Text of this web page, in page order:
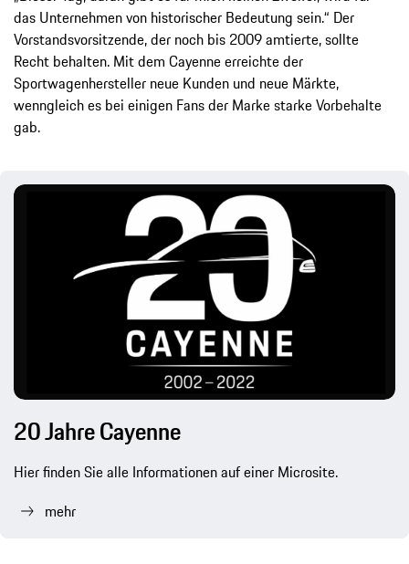
das Unternehmen von historischer Bedeutung sein.“ Der
Vorstandsvorsitzende, der noch bis 2009 amtierte, sollte
Recht behalten. Mit dem Cayenne erreichte der
Sportwagenhersteller neue Kunden und neue Märkte,
wenngleich es bei einigen Fans der Marke starke Vorbehalte
gab.
20 Jahre Cayenne
Hier finden Sie alle Informationen auf einer Microsite.
mehr